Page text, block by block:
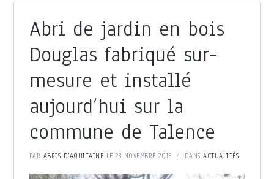
Abri de jardin en bois
Douglas fabriqué sur-
mesure et installé
aujourd’hui sur la
commune de Talence
PAR ABRIS D'AQUITAINE LE 28 NOVEMBRE 2018 DANSACTUALITÉS